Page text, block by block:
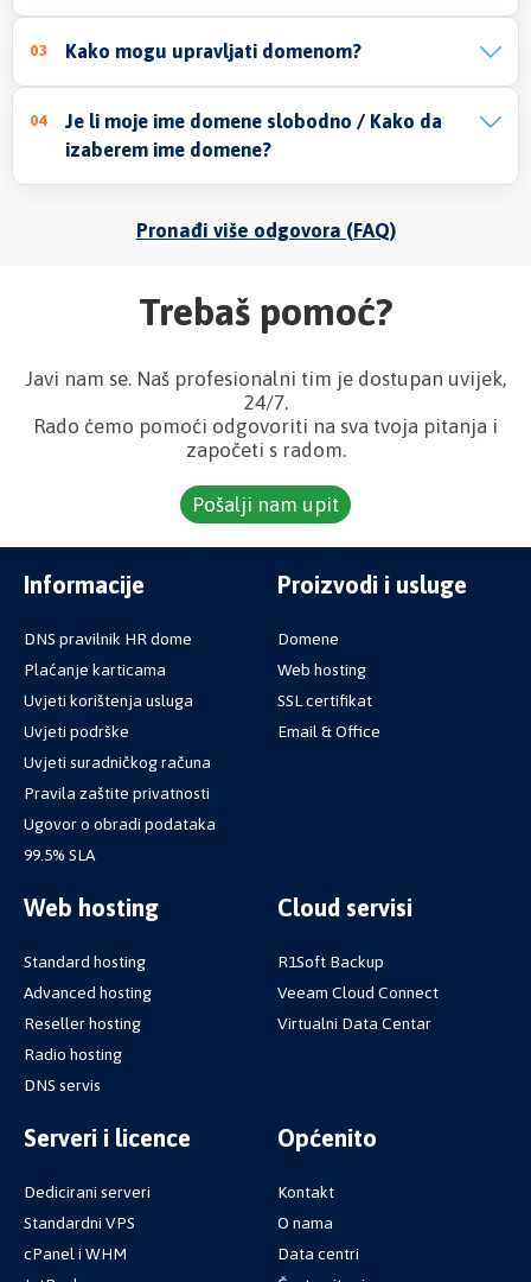
03 Kako mogu upravljati domenom?
04
Je li moje ime domene slobodno / Kako da
izaberem ime domene?
Pronađi više odgovora (FAQ)
Trebaš pomoć?
Javi nam se. Naš profesionalni tim je dostupan uvijek,
24/7.
Rado ćemo pomoći odgovoriti na sva tvoja pitanja i
započeti s radom.
Pošalji nam upit
Informacije
DNS pravilnik HR dome
Plaćanje karticama
Uvjeti korištenja usluga
Uvjeti podrške
Uvjeti suradničkog računa
Pravila zaštite privatnosti
Ugovor o obradi podataka
99.5% SLA
Proizvodi i usluge
Domene
Web hosting
SSL certifikat
Email & Office
Web hosting
Standard hosting
Advanced hosting
Reseller hosting
Radio hosting
DNS servis
Cloud servisi
R1Soft Backup
Veeam Cloud Connect
Virtualni Data Centar
Serveri i licence
Dedicirani serveri
Standardni VPS
cPanel i WHM
Općenito
Kontakt
O nama
Data centri